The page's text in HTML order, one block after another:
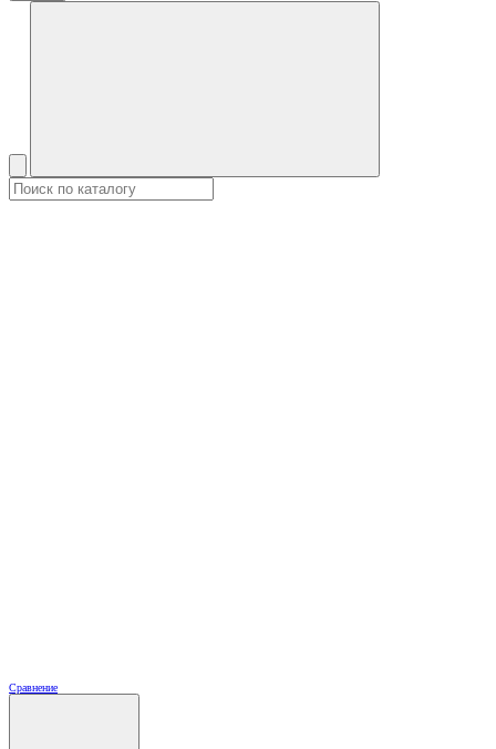
Сравнение